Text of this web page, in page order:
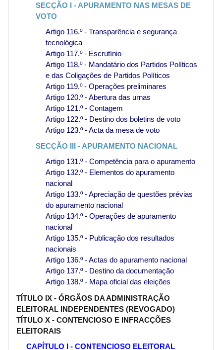
SECÇÃO I - APURAMENTO NAS MESAS DE
VOTO
Artigo 116.º - Transparência e segurança
tecnológica
Artigo 117.º - Escrutínio
Artigo 118.º - Mandatário dos Partidos Políticos
e das Coligações de Partidos Políticos
Artigo 119.º - Operações preliminares
Artigo 120.º - Abertura das urnas
Artigo 121.º - Contagem
Artigo 122.º - Destino dos boletins de voto
Artigo 123.º - Acta da mesa de voto
SECÇÃO III - APURAMENTO NACIONAL
Artigo 131.º - Competência para o apuramento
Artigo 132.º - Elementos do apuramento
nacional
Artigo 133.º - Apreciação de questões prévias
do apuramento nacional
Artigo 134.º - Operações de apuramento
nacional
Artigo 135.º - Publicação dos resultados
nacionais
Artigo 136.º - Actas do apuramento nacional
Artigo 137.º - Destino da documentação
Artigo 138.º - Mapa oficial das eleições
TÍTULO IX - ÓRGÃOS DA ADMINISTRAÇÃO
ELEITORAL INDEPENDENTES (REVOGADO)
TÍTULO X - CONTENCIOSO E INFRACÇÕES
ELEITORAIS
CAPÍTULO I - CONTENCIOSO ELEITORAL